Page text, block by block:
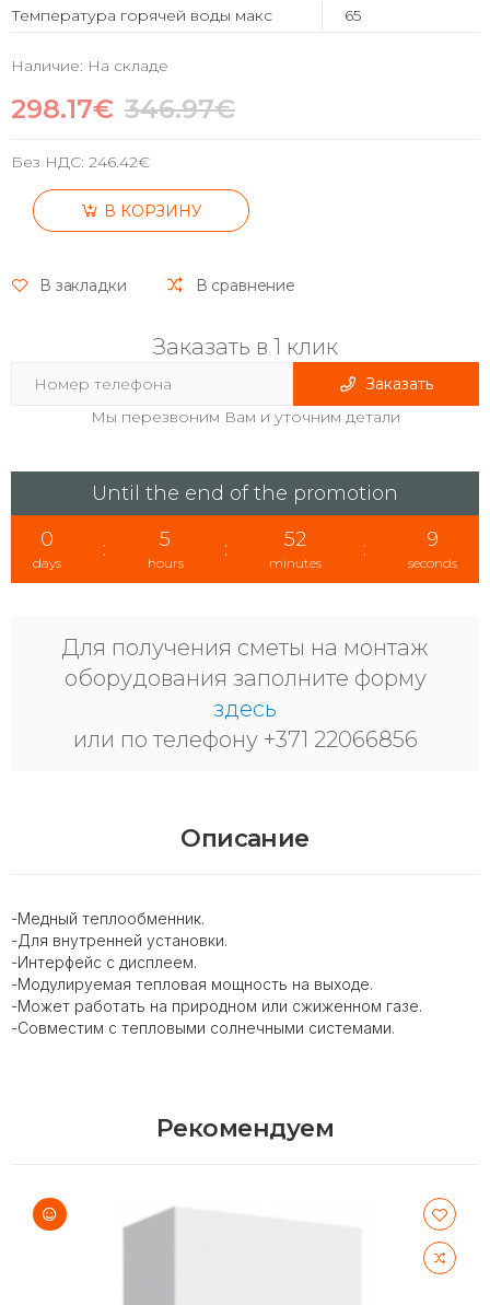
Температура горячей воды макс
65
Наличие: На складе
298.17€ 346.97€
Без НДС: 246.42€
В КОРЗИНУ
В закладки В сравнение
Заказать в 1 клик
Заказать
Мы перезвоним Вам и уточним детали
Until the end of the promotion
0
days
: 5
hours
: 52
minutes
: 8
seconds
Для получения сметы на монтаж
оборудования заполните форму
здесь
или по телефону +371 22066856
Описание
-Медный теплообменник.
-Для внутренней установки.
-Интерфейс с дисплеем.
-Модулируемая тепловая мощность на выходе.
-Может работать на природном или сжиженном газе.
-Совместим с тепловыми солнечными системами.
Рекомендуем